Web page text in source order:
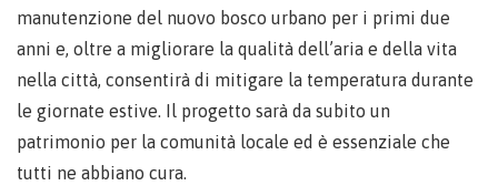
manutenzione del nuovo bosco urbano per i primi due
anni e, oltre a migliorare la qualità dell’aria e della vita
nella città, consentirà di mitigare la temperatura durante
le giornate estive. Il progetto sarà da subito un
patrimonio per la comunità locale ed è essenziale che
tutti ne abbiano cura.